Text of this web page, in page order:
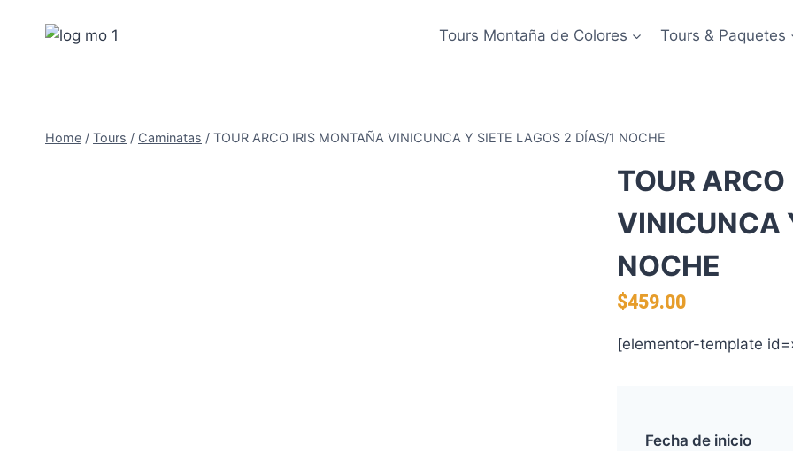
Tours Montaña de Colores Tours & Paquetes
Home / Tours / Caminatas / TOUR ARCO IRIS MONTAÑA VINICUNCA Y SIETE LAGOS 2 DÍAS/1 NOCHE
TOUR
VINICUNCA
NOCHE
$459.00
[elementor-template
Fecha de inicio